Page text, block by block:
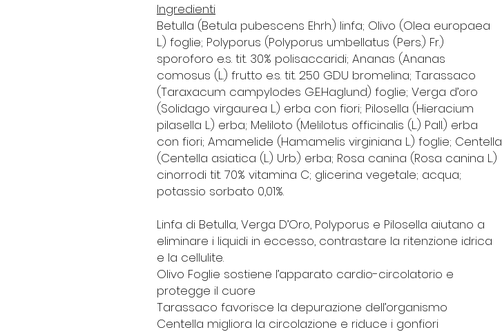
Ingredienti
Betulla (Betula pubescens Ehrh.) linfa; Olivo (Olea europaea
L.) foglie; Polyporus (Polyporus umbellatus (Pers.) Fr.)
sporoforo e.s. tit. 30% polisaccaridi; Ananas (Ananas
comosus (L.) frutto e.s. tit. 250 GDU bromelina; Tarassaco
(Taraxacum campylodes G.E.Haglund) foglie; Verga d’oro
(Solidago virgaurea L.) erba con fiori; Pilosella (Hieracium
pilasella L.) erba; Meliloto (Melilotus officinalis (L.) Pall.) erba
con fiori; Amamelide (Hamamelis virginiana L.) foglie; Centella
(Centella asiatica (L.) Urb.) erba; Rosa canina (Rosa canina L.)
cinorrodi tit. 70% vitamina C; glicerina vegetale; acqua;
potassio sorbato 0,01%.
Linfa di Betulla, Verga D’Oro, Polyporus e Pilosella aiutano a
eliminare i liquidi in eccesso, contrastare la ritenzione idrica
e la cellulite.
Olivo Foglie sostiene l’apparato cardio-circolatorio e
protegge il cuore
Tarassaco favorisce la depurazione dell’organismo
Centella migliora la circolazione e riduce i gonfiori